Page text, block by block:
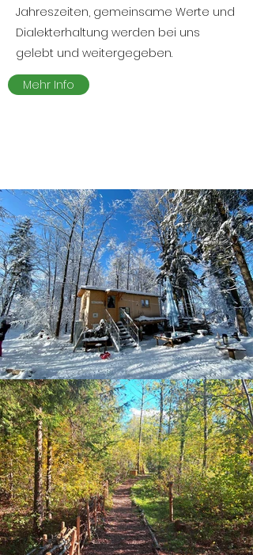
Jahreszeiten, gemeinsame Werte und
Dialekterhaltung werden bei uns
gelebt und weitergegeben.
Mehr Info